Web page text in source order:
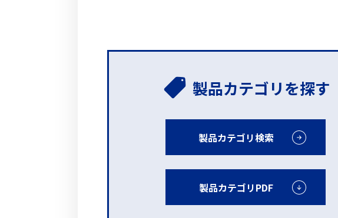
製品カテゴリを探す
製品カテゴリ検索
製品カテゴリPDF